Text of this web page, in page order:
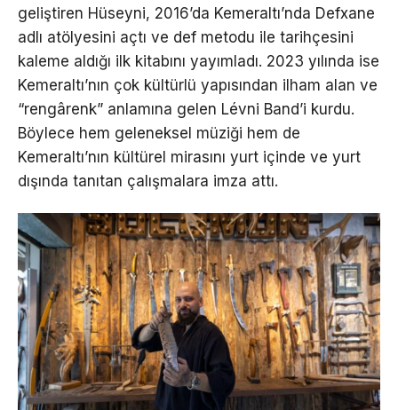
geliştiren Hüseyni, 2016’da Kemeraltı’nda Defxane
adlı atölyesini açtı ve def metodu ile tarihçesini
kaleme aldığı ilk kitabını yayımladı. 2023 yılında ise
Kemeraltı’nın çok kültürlü yapısından ilham alan ve
“rengârenk” anlamına gelen Lévni Band’i kurdu.
Böylece hem geleneksel müziği hem de
Kemeraltı’nın kültürel mirasını yurt içinde ve yurt
dışında tanıtan çalışmalara imza attı.